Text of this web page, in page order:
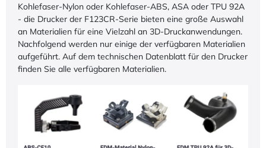
Kohlefaser-Nylon oder Kohlefaser-ABS, ASA oder TPU 92A
- die Drucker der F123CR-Serie bieten eine große Auswahl
an Materialien für eine Vielzahl an 3D-Druckanwendungen.
Nachfolgend werden nur einige der verfügbaren Materialien
aufgeführt. Auf dem technischen Datenblatt für den Drucker
finden Sie alle verfügbaren Materialien.